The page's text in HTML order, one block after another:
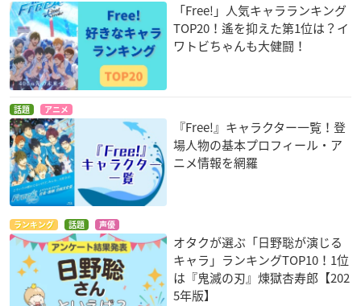
「Free!」人気キャラランキング
TOP20！遙を抑えた第1位は？イ
ワトビちゃんも大健闘！
話題 アニメ
『Free!』キャラクター一覧！登
場人物の基本プロフィール・ア
ニメ情報を網羅
ランキング 話題 声優
オタクが選ぶ「日野聡が演じる
キャラ」ランキングTOP10！1位
は『鬼滅の刃』煉󠄁獄杏寿郎【202
5年版】